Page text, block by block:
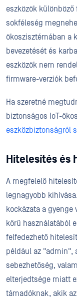
eszközök
sokféleség
ökoszisztémában a
bevezetését és
eszközök nem
firmware-verziók
Ha szeretné
biztonságos IoT-
eszközbiztonságról
Hitelesítés és
A megfelelő
legnagyobb
kockázata a gyenge
körű használatából
felfedezhető
például az "admin",
sebezhetőség,
elterjedtsége miatt
támadóknak, akik